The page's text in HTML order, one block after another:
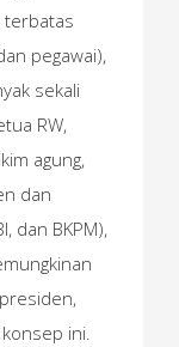
terbatas
pegawai),
sekali
RW,
agung,
dan
dan BKPM),
ini.